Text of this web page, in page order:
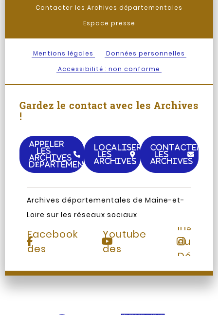
Contacter les Archives départementales
Espace presse
Mentions légales
Données personnelles
Accessibilité : non conforme
Gardez le contact avec les Archives
!
APPELER
LES
ARCHIVES
DÉPARTEMENTALES
LOCALISER
LES
ARCHIVES
CONTACTER
LES
ARCHIVES
Archives départementales de Maine-et-
Loire sur les réseaux sociaux
Page
Facebook
des
Chaine
Youtube
des
du